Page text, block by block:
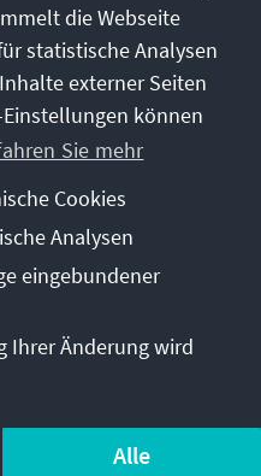
Stiftung e.V. 2026
die Webseite
statistische Analysen
externer Seiten
können
Sie mehr
Cookies
Analysen
eingebundener
Ihrer Änderung wird
Alle